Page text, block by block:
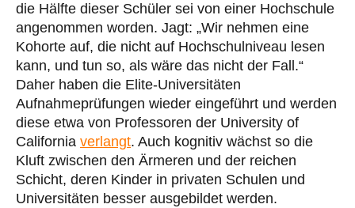
die Hälfte dieser Schüler sei von einer Hochschule
angenommen worden. Jagt: „Wir nehmen eine
Kohorte auf, die nicht auf Hochschulniveau lesen
kann, und tun so, als wäre das nicht der Fall.“
Daher haben die Elite-Universitäten
Aufnahmeprüfungen wieder eingeführt und werden
diese etwa von Professoren der University of
California verlangt. Auch kognitiv wächst so die
Kluft zwischen den Ärmeren und der reichen
Schicht, deren Kinder in privaten Schulen und
Universitäten besser ausgebildet werden.